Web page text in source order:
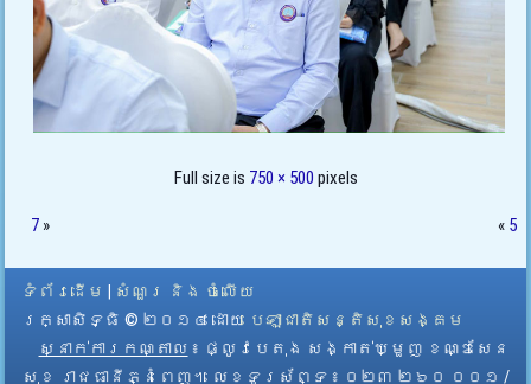
Full size is 750 × 500 pixels
7 » « 5
ទំព័រដើម
សំណួរ និង ចំលើយ
រក្សាសិទ្ធិ © ២០១៤ ដោយ​ បេឡាជាតិសន្តិសុខសង្គម
ស្នាក់ការកណ្តាល ៖ ផ្លូវបេតុង សង្កាត់ឃ្មួញ ខណ្ឌសែន
សុខ រាជធានីភ្នំពេញ។ លេខទូរស័ព្ទ ៖ ០២៣ ២៦០ ០០១ /